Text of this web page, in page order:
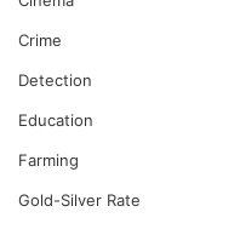
Crime
Detection
Education
Farming
Gold-Silver Rate